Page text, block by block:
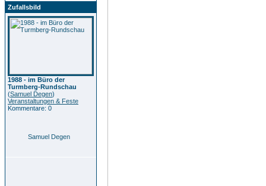
Zufallsbild
1988 - im Büro der
Turmberg-Rundschau
(Samuel Degen)
Veranstaltungen & Feste
Kommentare: 0
Samuel Degen